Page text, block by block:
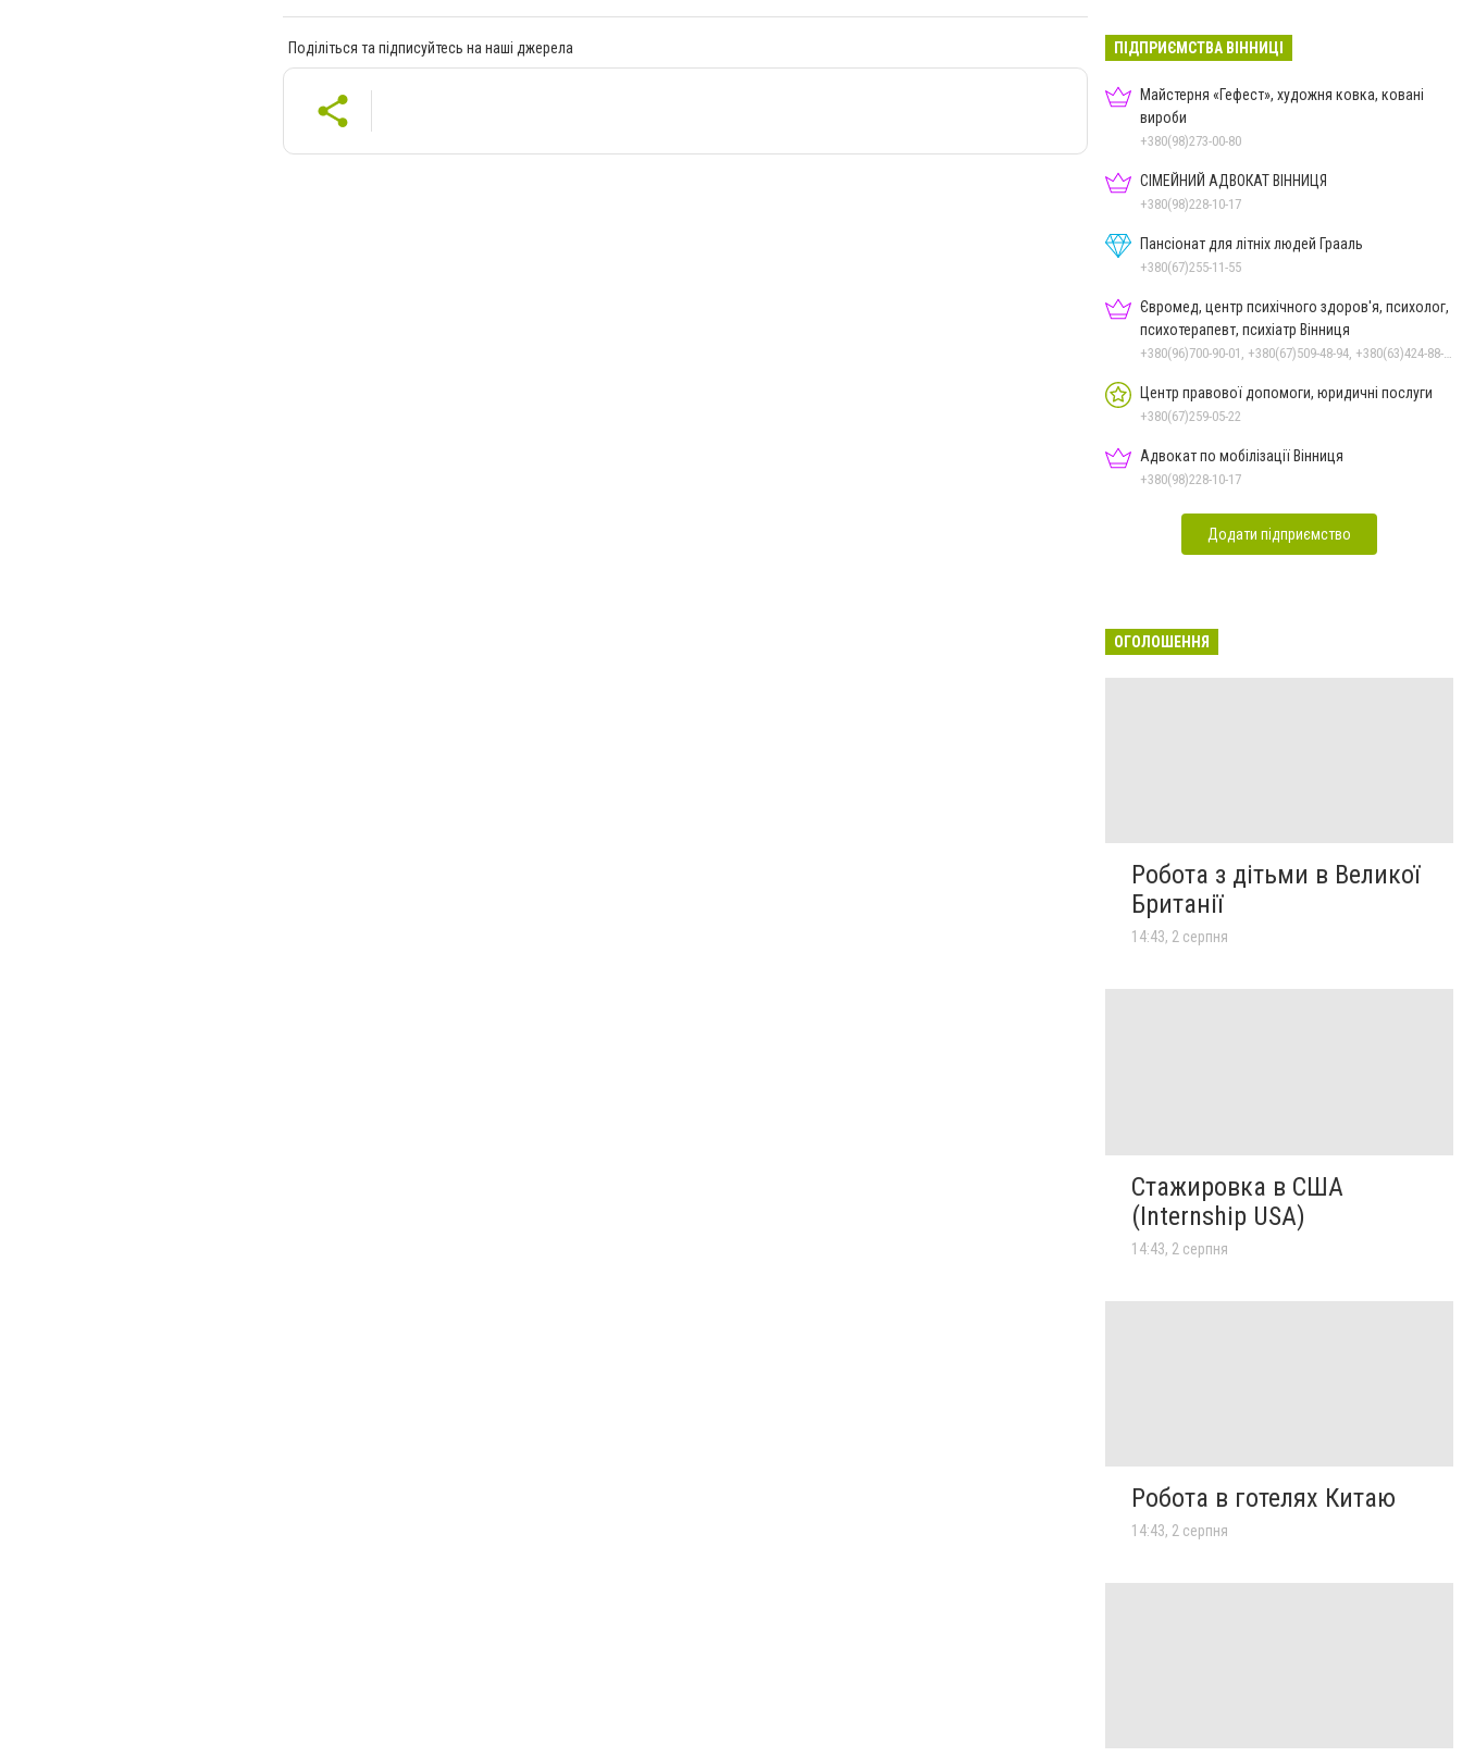
Поділіться та підписуйтесь на наші джерела ПІДПРИЄМСТВА ВІННИЦІ
Майстерня «Гефест», художня ковка, ковані
вироби
+380(98)273-00-80
СІМЕЙНИЙ АДВОКАТ ВІННИЦЯ
+380(98)228-10-17
Пансіонат для літніх людей Грааль
+380(67)255-11-55
Євромед, центр психічного здоров'я, психолог,
психотерапевт, психіатр Вінниця
+380(96)700-90-01, +380(67)509-48-94, +380(63)424-88-30
Центр правової допомоги, юридичні послуги
+380(67)259-05-22
Адвокат по мобілізації Вінниця
+380(98)228-10-17
Додати підприємство
ОГОЛОШЕННЯ
Робота з дітьми в Великої
Британії
14:43, 2 серпня
Стажировка в США
(Internship USA)
14:43, 2 серпня
Робота в готелях Китаю
14:43, 2 серпня